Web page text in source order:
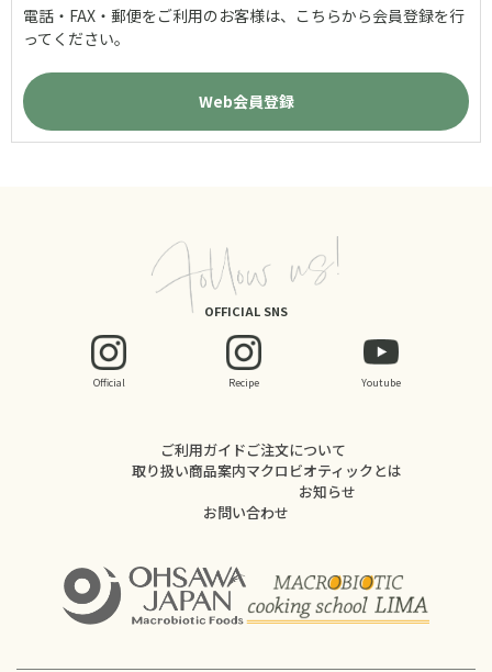
電話・FAX・郵便をご利用のお客様は、こちらから会員登録を行
ってください。
OFFICIAL SNS
Official Recipe Youtube
ご利用ガイドご注文について
取り扱い商品案内マクロビオティックとは
お知らせ
お問い合わせ